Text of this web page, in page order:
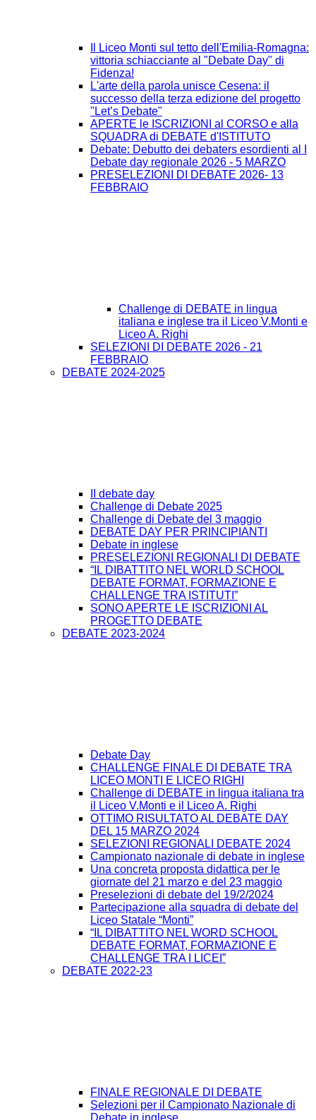
Il Liceo Monti sul tetto dell'Emilia-Romagna:
vittoria schiacciante al "Debate Day" di
Fidenza!
L'arte della parola unisce Cesena: il
successo della terza edizione del progetto
"Let’s Debate"
APERTE le ISCRIZIONI al CORSO e alla
SQUADRA di DEBATE d'ISTITUTO
Debate: Debutto dei debaters esordienti al I
Debate day regionale 2026 - 5 MARZO
PRESELEZIONI DI DEBATE 2026- 13
FEBBRAIO
Challenge di DEBATE in lingua
italiana e inglese tra il Liceo V.Monti e
Liceo A. Righi
SELEZIONI DI DEBATE 2026 - 21
FEBBRAIO
DEBATE 2024-2025
II debate day
Challenge di Debate 2025
Challenge di Debate del 3 maggio
DEBATE DAY PER PRINCIPIANTI
Debate in inglese
PRESELEZIONI REGIONALI DI DEBATE
“IL DIBATTITO NEL WORLD SCHOOL
DEBATE FORMAT, FORMAZIONE E
CHALLENGE TRA ISTITUTI”
SONO APERTE LE ISCRIZIONI AL
PROGETTO DEBATE
DEBATE 2023-2024
Debate Day
CHALLENGE FINALE DI DEBATE TRA
LICEO MONTI E LICEO RIGHI
Challenge di DEBATE in lingua italiana tra
il Liceo V.Monti e il Liceo A. Righi
OTTIMO RISULTATO AL DEBATE DAY
DEL 15 MARZO 2024
SELEZIONI REGIONALI DEBATE 2024
Campionato nazionale di debate in inglese
Una concreta proposta didattica per le
giornate del 21 marzo e del 23 maggio
Preselezioni di debate del 19/2/2024
Partecipazione alla squadra di debate del
Liceo Statale “Monti”
“IL DIBATTITO NEL WORD SCHOOL
DEBATE FORMAT, FORMAZIONE E
CHALLENGE TRA I LICEI”
DEBATE 2022-23
FINALE REGIONALE DI DEBATE
Selezioni per il Campionato Nazionale di